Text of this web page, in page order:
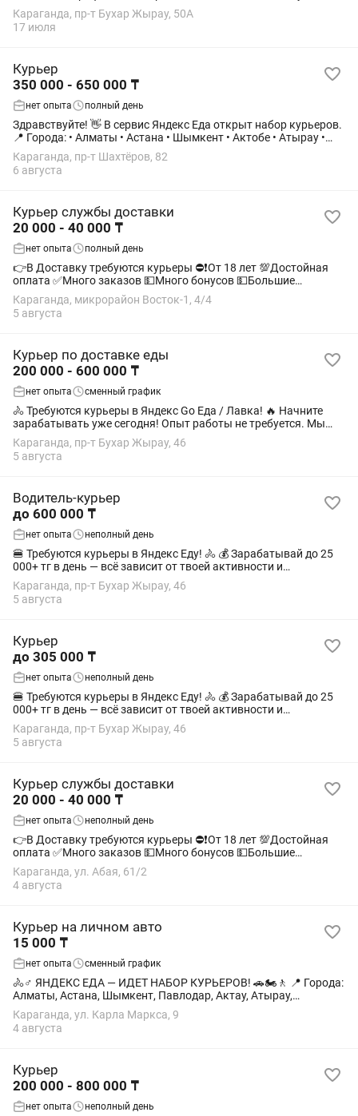
готовых заказов • Подходит без опыта • Пешком / вело /
электровело / авто /...
Караганда, пр-т Бухар Жырау, 50А
17 июля
Курьер
350 000 - 650 000 ₸
нет опыта полный день
Здравствуйте! 👋 В сервис Яндекс Еда открыт набор курьеров.
📍 Города: • Алматы • Астана • Шымкент • Актобе • Атырау •
Актау • Костанай • Караганда • Павлодар 🚶♂️ Доступный
транспорт: пешком,...
Караганда, пр-т Шахтёров, 82
6 августа
Курьер службы доставки
20 000 - 40 000 ₸
нет опыта полный день
👉В Доставку требуются курьеры ⛔❗От 18 лет 💯Достойная
оплата ✅Много заказов 💵Много бонусов 💵Большие
выплаты 👉Вывод 24/7
Караганда, микрорайон Восток-1, 4/4
5 августа
Курьер по доставке еды
200 000 - 600 000 ₸
нет опыта сменный график
🚴 Требуются курьеры в Яндекс Go Еда / Лавка! 🔥 Начните
зарабатывать уже сегодня! Опыт работы не требуется. Мы
предлагаем: 💰 Возможный доход от 12 000 до 32 000 тг в день
(зависит от количества...
Караганда, пр-т Бухар Жырау, 46
5 августа
Водитель-курьер
до 600 000 ₸
нет опыта неполный день
🍔 Требуются курьеры в Яндекс Еду! 🚴 💰 Зарабатывай до 25
000+ тг в день — всё зависит от твоей активности и
количества выполненных заказов. ✨ Мы предлагаем: • Гибкий
график — выбирай удобное...
Караганда, пр-т Бухар Жырау, 46
5 августа
Курьер
до 305 000 ₸
нет опыта неполный день
🍔 Требуются курьеры в Яндекс Еду! 🚴 💰 Зарабатывай до 25
000+ тг в день — всё зависит от твоей активности и
количества выполненных заказов. ✨ Мы предлагаем: • Гибкий
график — выбирай удобное...
Караганда, пр-т Бухар Жырау, 46
5 августа
Курьер службы доставки
20 000 - 40 000 ₸
нет опыта неполный день
👉В Доставку требуются курьеры ⛔❗От 18 лет 💯Достойная
оплата ✅Много заказов 💵Много бонусов 💵Большие
выплаты 👉Вывод 24/7 👉% парка всего 3% 🛵Есть Аренда
ЭЛЕКТРОВЕЛОСИПЕДОВ МОЩНЫХ!
Караганда, ул. Абая, 61/2
4 августа
Курьер на личном авто
15 000 ₸
нет опыта сменный график
🚴♂️ ЯНДЕКС ЕДА — ИДЕТ НАБОР КУРЬЕРОВ! 🚗🏍️🚶 📍 Города:
Алматы, Астана, Шымкент, Павлодар, Актау, Атырау,
Караганда 💰 До 35 000–40 000 тг в день на авто 💵 До 500 000
тг в месяц + чаевые 🚶 Пешие...
Караганда, ул. Карла Маркса, 9
4 августа
Курьер
200 000 - 800 000 ₸
нет опыта неполный день